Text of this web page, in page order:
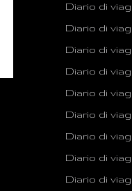
Diario di
Diario di
Diario di
Diario di
Diario di
Diario di
Diario di
Diario di
Diario di